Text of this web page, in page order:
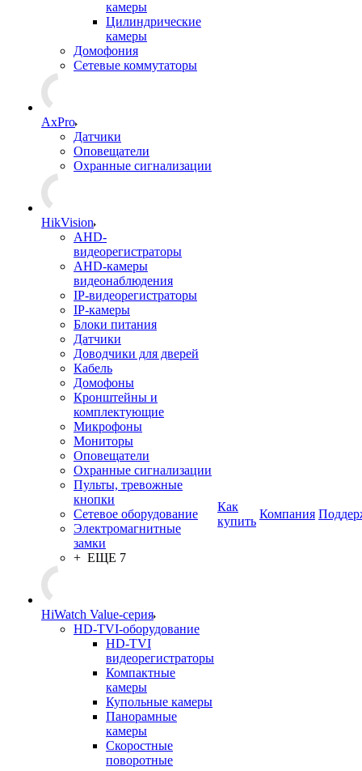
камеры
Цилиндрические
камеры
Домофония
Сетевые коммутаторы
AxPro
Датчики
Оповещатели
Охранные сигнализации
HikVision
AHD-
видеорегистраторы
AHD-камеры
видеонаблюдения
IP-видеорегистраторы
IP-камеры
Блоки питания
Датчики
Доводчики для дверей
Кабель
Домофоны
Кронштейны и
комплектующие
Микрофоны
Мониторы
Оповещатели
Охранные сигнализации
Пульты, тревожные
кнопки
Сетевое оборудование
Электромагнитные
замки
+ ЕЩЕ 7
HiWatch Value-серия
HD-TVI-оборудование
HD-TVI
видеорегистраторы
Компактные
камеры
Купольные камеры
Панорамные
камеры
Скоростные
поворотные
Как
купить
Компания